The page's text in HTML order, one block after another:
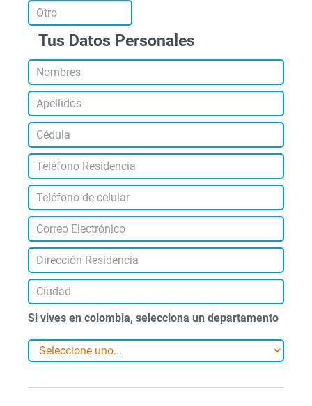
Tus Datos Personales
Si vives en colombia, selecciona un departamento